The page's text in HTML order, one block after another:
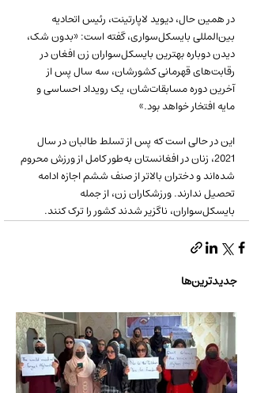
در همین حال، دیوید لاپارتینت، رئیس اتحادیه
بین‌المللی بایسکل‌سواری، گفته است: «بدون شک،
دیدن دوباره بهترین بایسکل‌سواران زن افغان در
رقابت‌های قهرمانی کشورشان، سه سال پس از
آخرین دوره مسابقات‌شان، یک رویداد احساسی و
مایه افتخار خواهد بود.»
این در حالی است که پس از تسلط طالبان در سال
2021، زنان در افغانستان به‌طور کامل از ورزش محروم
شده‌اند و دختران بالاتر از صنف ششم اجازه ادامه
تحصیل ندارند. ورزشکاران زن، از جمله
بایسکل‌سواران، ناگزیر شدند کشور را ترک کنند.
جدیدترین‌ها